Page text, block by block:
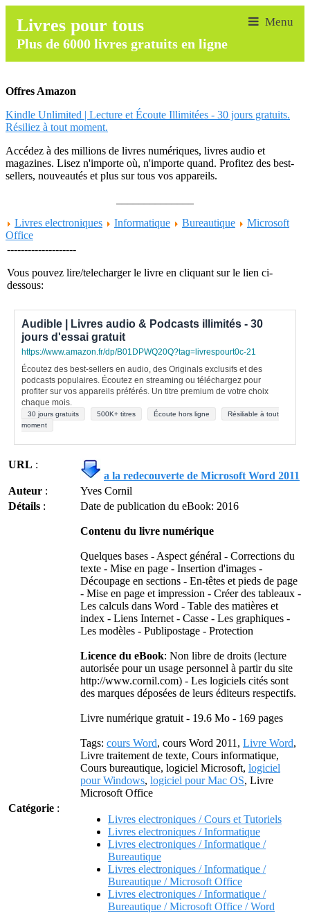
Livres pour tous
Plus de 6000 livres gratuits en ligne
Offres Amazon
Kindle Unlimited | Lecture et Écoute Illimitées - 30 jours gratuits.
Résiliez à tout moment.
Accédez à des millions de livres numériques, livres audio et
magazines. Lisez n'importe où, n'importe quand. Profitez des best-
sellers, nouveautés et plus sur tous vos appareils.
Livres electroniques
Informatique Bureautique
Microsoft
Office
--------------------
Vous pouvez lire/telecharger le livre en cliquant sur le lien ci-
dessous:
Audible | Livres audio & Podcasts illimités - 30
jours d'essai gratuit
https://www.amazon.fr/dp/B01DPWQ20Q?tag=livrespourt0c-21
Écoutez des best-sellers en audio, des Originals exclusifs et des
podcasts populaires. Écoutez en streaming ou téléchargez pour
profiter sur vos appareils préférés. Un titre premium de votre choix
chaque mois.
30 jours gratuits 500K+ titres Écoute hors ligne
Résiliable à tout
moment
URL :
a la redecouverte de Microsoft Word 2011
Auteur :
Yves Cornil
Détails : Date de publication du eBook: 2016
Contenu du livre numérique
Quelques bases - Aspect général - Corrections du
texte - Mise en page - Insertion d'images -
Découpage en sections - En-têtes et pieds de page
- Mise en page et impression - Créer des tableaux -
Les calculs dans Word - Table des matières et
index - Liens Internet - Casse - Les graphiques -
Les modèles - Publipostage - Protection
Licence du eBook: Non libre de droits (lecture
autorisée pour un usage personnel à partir du site
http://www.cornil.com) - Les logiciels cités sont
des marques déposées de leurs éditeurs respectifs.
Livre numérique gratuit - 19.6 Mo - 169 pages
Tags: cours Word, cours Word 2011, Livre Word,
Livre traitement de texte, Cours informatique,
Cours bureautique, logiciel Microsoft, logiciel
pour Windows, logiciel pour Mac OS, Livre
Microsoft Office
Catégorie :
Livres electroniques / Cours et Tutoriels
Livres electroniques / Informatique
Livres electroniques / Informatique /
Bureautique
Livres electroniques / Informatique /
Bureautique / Microsoft Office
Livres electroniques / Informatique /
Bureautique / Microsoft Office / Word